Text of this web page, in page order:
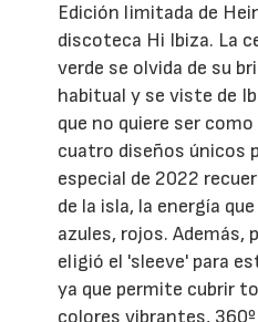
Edición limitada de
discoteca Hi Ibiza. La
verde se olvida de su
habitual y se viste de
que no quiere ser
cuatro diseños únicos
especial de 2022
de la isla, la energía
azules, rojos. Además,
eligió el 'sleeve' para
ya que permite cubrir
colores vibrantes,